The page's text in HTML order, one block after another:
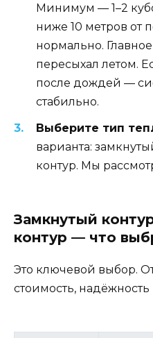
Минимум — 1–2
ниже 10 метров от
нормально.
пересыхал летом.
после дождей —
стабильно.
Выберите тип
варианта:
контур. Мы
Замкнутый
контур — что
Это ключевой выбор.
стоимость, надёжность